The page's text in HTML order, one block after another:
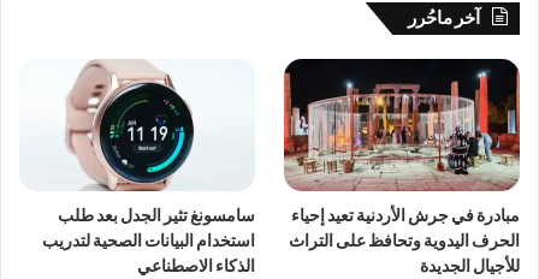
آخر ماحُرر
مبادرة في جرش الأردنية تعيد إحياء
الحرف اليدوية وتحافظ على التراث
للأجيال الجديدة
سامسونغ تثير الجدل بعد طلب
استخدام البيانات الصحية لتدريب
الذكاء الاصطناعي